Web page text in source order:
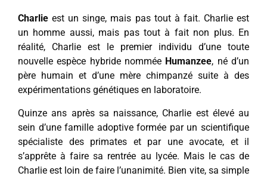
Charlie est un singe, mais pas tout à fait. Charlie est
un homme aussi, mais pas tout à fait non plus. En
réalité, Charlie est le premier individu d’une toute
nouvelle espèce hybride nommée Humanzee, né d’un
père humain et d’une mère chimpanzé suite à des
expérimentations génétiques en laboratoire.
Quinze ans après sa naissance, Charlie est élevé au
sein d’une famille adoptive formée par un scientifique
spécialiste des primates et par une avocate, et il
s’apprête à faire sa rentrée au lycée. Mais le cas de
Charlie est loin de faire l’unanimité. Bien vite, sa simple